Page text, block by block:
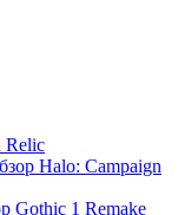
Relic
Halo: Campaign
Gothic 1 Remake